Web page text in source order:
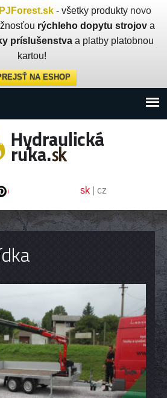
- všetky produkty novo
rýchleho dopytu strojova
príslušenstvaa platby platobnou
kartou!
NA ESHOP
sk cz